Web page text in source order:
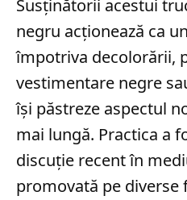
Susținătorii acestui
negru acționează ca
împotriva decolorării,
vestimentare negre
își păstreze aspectul
mai lungă. Practica a
discuție recent în
promovată pe